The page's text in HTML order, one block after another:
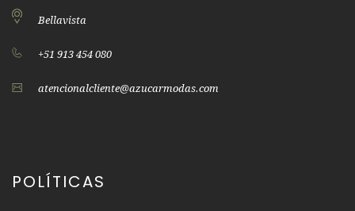
Bellavista
+51 913 454 080
atencionalcliente@azucarmodas.com
POLÍTICAS